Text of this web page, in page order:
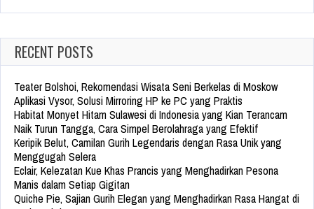
RECENT POSTS
Teater Bolshoi, Rekomendasi Wisata Seni Berkelas di Moskow
Aplikasi Vysor, Solusi Mirroring HP ke PC yang Praktis
Habitat Monyet Hitam Sulawesi di Indonesia yang Kian Terancam
Naik Turun Tangga, Cara Simpel Berolahraga yang Efektif
Keripik Belut, Camilan Gurih Legendaris dengan Rasa Unik yang
Menggugah Selera
Eclair, Kelezatan Kue Khas Prancis yang Menghadirkan Pesona
Manis dalam Setiap Gigitan
Quiche Pie, Sajian Gurih Elegan yang Menghadirkan Rasa Hangat di